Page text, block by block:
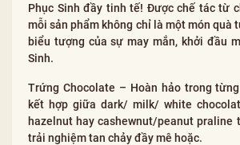
Phục Sinh đầy tinh tế! Được chế tác từ
mỗi sản phẩm không chỉ là một món quà
biểu tượng của sự may mắn, khởi đầu
Sinh.
Trứng Chocolate – Hoàn hảo trong
kết hợp giữa dark/ milk/ white
hazelnut hay cashewnut/peanut praline
trải nghiệm tan chảy đầy mê hoặc.